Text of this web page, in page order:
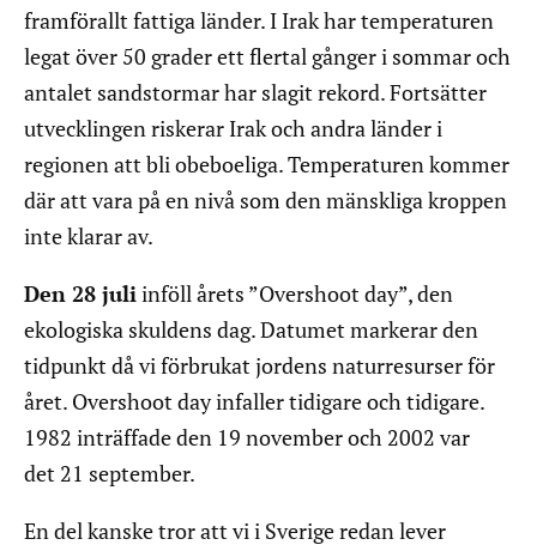
framförallt fattiga länder. I Irak har temperaturen
legat över 50 grader ett flertal gånger i sommar och
antalet sandstormar har slagit rekord. Fortsätter
utvecklingen riskerar Irak och andra länder i
regionen att bli obeboeliga. Temperaturen kommer
där att vara på en nivå som den mänskliga kroppen
inte klarar av.
Den 28 juli inföll årets ”Overshoot day”, den
ekologiska skuldens dag. Datumet markerar den
tidpunkt då vi förbrukat jordens naturresurser för
året. Overshoot day infaller tidigare och tidigare.
1982 inträffade den 19 november och 2002 var
det 21 september.
En del kanske tror att vi i Sverige redan lever